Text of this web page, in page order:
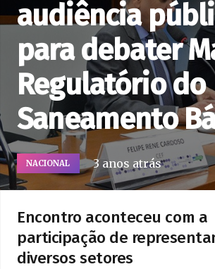
audiência
para debater
Regulatório do
Saneamento
NACIONAL 3 anos atrás
Encontro aconteceu com a
participação de
diversos setores